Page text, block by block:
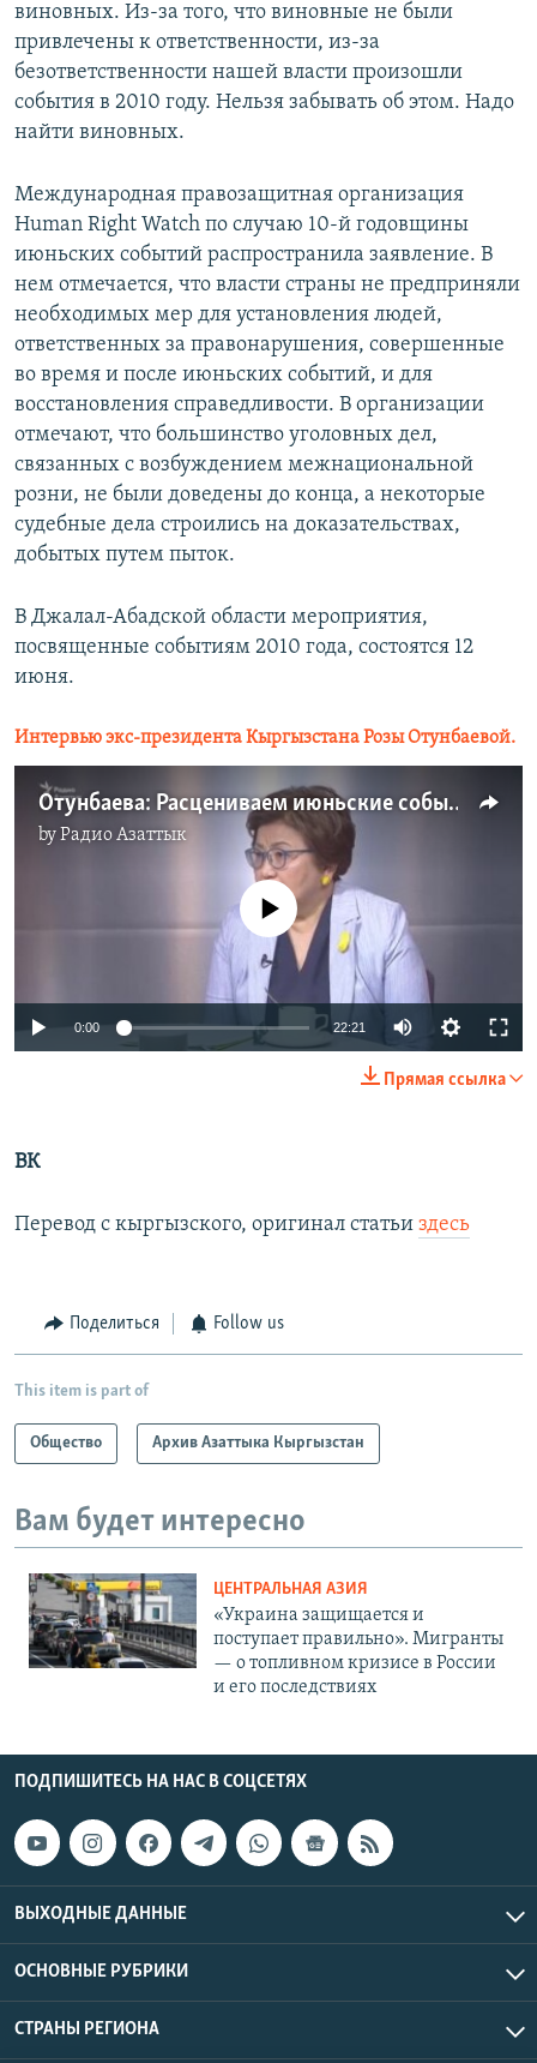
виновных. Из-за того, что виновные не были
привлечены к ответственности, из-за
безответственности нашей власти произошли
события в 2010 году. Нельзя забывать об этом. Надо
найти виновных.
Международная правозащитная организация
Human Right Watch по случаю 10-й годовщины
июньских событий распространила заявление. В
нем отмечается, что власти страны не предприняли
необходимых мер для установления людей,
ответственных за правонарушения, совершенные
во время и после июньских событий, и для
восстановления справедливости. В организации
отмечают, что большинство уголовных дел,
связанных с возбуждением межнациональной
розни, не были доведены до конца, а некоторые
судебные дела строились на доказательствах,
добытых путем пыток.
В Джалал-Абадской области мероприятия,
посвященные событиям 2010 года, состоятся 12
июня.
Интервью экс-президента Кыргызстана Розы Отунбаевой.
Отунбаева: Расцениваем июньские события как специально организованные
byРадио Азаттык
No media source currently available
0:00 22:21
Прямая ссылка
ВК
Перевод с кыргызского, оригинал статьи здесь
Поделиться Follow us
This item is part of
Общество Архив Азаттыка Кыргызстан
Вам будет интересно
ЦЕНТРАЛЬНАЯ АЗИЯ
«Украина защищается и
поступает правильно». Мигранты
— о топливном кризисе в России
и его последствиях
ПОДПИШИТЕСЬ НА НАС В СОЦСЕТЯХ
ВЫХОДНЫЕ ДАННЫЕ
ОСНОВНЫЕ РУБРИКИ
СТРАНЫ РЕГИОНА